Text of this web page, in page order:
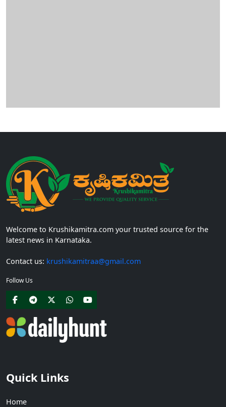
Welcome to Krushikamitra.com your trusted source for the
latest news in Karnataka.
Contact us: krushikamitraa@gmail.com
Follow Us
Quick Links
Home